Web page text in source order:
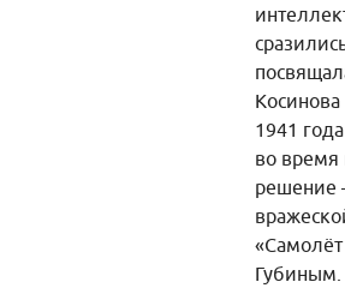
1941
во время
решение
Губиным.